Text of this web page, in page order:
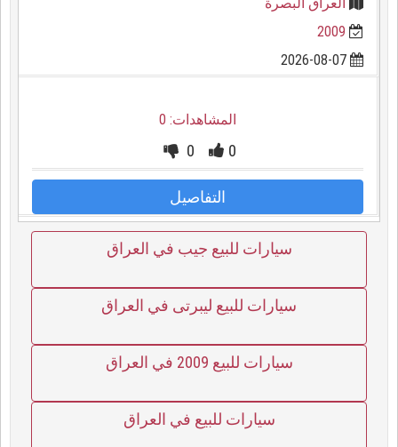
2009
المشاهدات: 0
0
0
التفاصيل
سيارات للبيع جيب في العراق
سيارات للبيع ليبرتى في العراق
سيارات للبيع 2009 في العراق
سيارات للبيع في العراق